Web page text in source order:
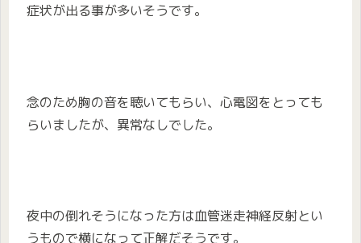
症状が出る事が多いそうです。
念のため胸の音を聴いてもらい、心電図をとっても
らいましたが、異常なしでした。
夜中の倒れそうになった方は血管迷走神経反射とい
うもので横になって正解だそうです。